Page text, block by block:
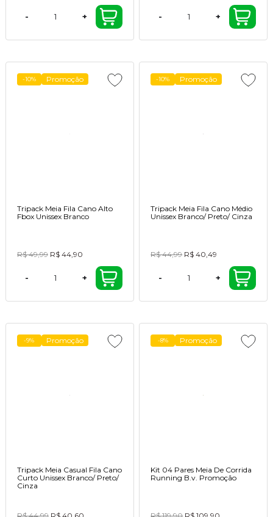
- + - +
-10% Promoção
Tripack Meia Fila Cano Alto
Fbox Unissex Branco
R$ 49,99 R$ 44,90
- +
-10% Promoção
Tripack Meia Fila Cano Médio
Unissex Branco/ Preto/ Cinza
R$ 44,99 R$ 40,49
- +
-9% Promoção
Tripack Meia Casual Fila Cano
Curto Unissex Branco/ Preto/
Cinza
-8% Promoção
Kit 04 Pares Meia De Corrida
Running B.v. Promoção